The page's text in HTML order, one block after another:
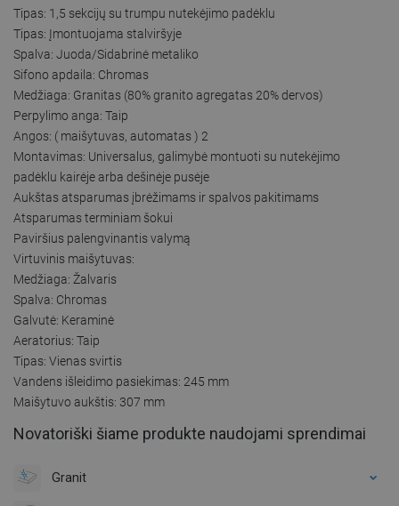
Tipas: 1,5 sekcijų su trumpu nutekėjimo padėklu
Tipas: Įmontuojama stalviršyje
Spalva: Juoda/Sidabrinė metaliko
Sifono apdaila: Chromas
Medžiaga: Granitas (80% granito agregatas 20% dervos)
Perpylimo anga: Taip
Angos: ( maišytuvas, automatas ) 2
Montavimas: Universalus, galimybė montuoti su nutekėjimo
padėklu kairėje arba dešinėje pusėje
Aukštas atsparumas įbrėžimams ir spalvos pakitimams
Atsparumas terminiam šokui
Paviršius palengvinantis valymą
Virtuvinis maišytuvas:
Medžiaga: Žalvaris
Spalva: Chromas
Galvutė: Keraminė
Aeratorius: Taip
Tipas: Vienas svirtis
Vandens išleidimo pasiekimas: 245 mm
Maišytuvo aukštis: 307 mm
Novatoriški šiame produkte naudojami sprendimai
Granit